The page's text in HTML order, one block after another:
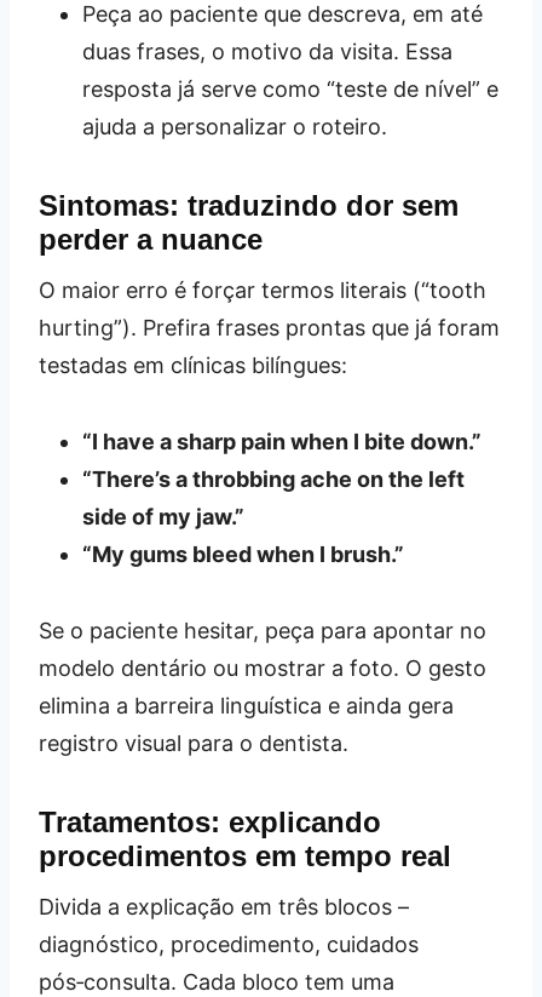
Peça ao paciente que descreva, em até
duas frases, o motivo da visita. Essa
resposta já serve como “teste de nível” e
ajuda a personalizar o roteiro.
Sintomas: traduzindo dor sem
perder a nuance
O maior erro é forçar termos literais (“tooth
hurting”). Prefira frases prontas que já foram
testadas em clínicas bilíngues:
“I have a sharp pain when I bite down.”
“There’s a throbbing ache on the left
side of my jaw.”
“My gums bleed when I brush.”
Se o paciente hesitar, peça para apontar no
modelo dentário ou mostrar a foto. O gesto
elimina a barreira linguística e ainda gera
registro visual para o dentista.
Tratamentos: explicando
procedimentos em tempo real
Divida a explicação em três blocos –
diagnóstico, procedimento, cuidados
pós‑consulta. Cada bloco tem uma